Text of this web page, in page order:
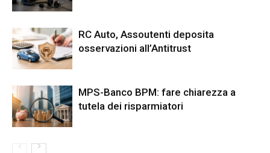
RC Auto, Assoutenti deposita
osservazioni all’Antitrust
MPS-Banco BPM: fare chiarezza a
tutela dei risparmiatori